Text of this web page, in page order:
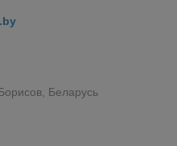
Беларусь